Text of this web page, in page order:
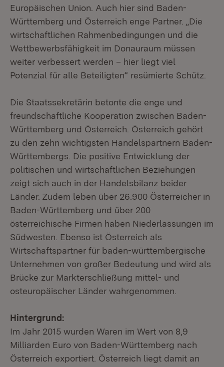
Europäischen Union. Auch hier sind Baden-
Württemberg und Österreich enge Partner. „Die
wirtschaftlichen Rahmenbedingungen und die
Wettbewerbsfähigkeit im Donauraum müssen
weiter verbessert werden – hier liegt viel
Potenzial für alle Beteiligten“ resümierte Schütz.
Die Staatssekretärin betonte die enge und
freundschaftliche Kooperation zwischen Baden-
Württemberg und Österreich. Österreich gehört
zu den zehn wichtigsten Handelspartnern Baden-
Württembergs. Die positive Entwicklung der
politischen und wirtschaftlichen Beziehungen
zeigt sich auch in der Handelsbilanz beider
Länder. Zudem leben über 26.900 Österreicher in
Baden-Württemberg und über 200
österreichische Firmen haben Niederlassungen im
Südwesten. Ebenso ist Österreich als
Wirtschaftspartner für baden-württembergische
Unternehmen von großer Bedeutung und wird als
Brücke zur Markterschließung mittel- und
osteuropäischer Länder wahrgenommen.
Hintergrund:
Im Jahr 2015 wurden Waren im Wert von 8,9
Milliarden Euro von Baden-Württemberg nach
Österreich exportiert. Österreich liegt damit an